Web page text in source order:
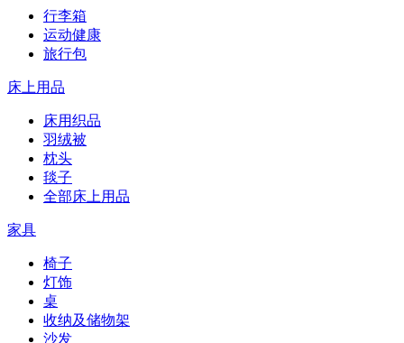
行李箱
运动健康
旅行包
床上用品
床用织品
羽绒被
枕头
毯子
全部床上用品
家具
椅子
灯饰
桌
收纳及储物架
沙发